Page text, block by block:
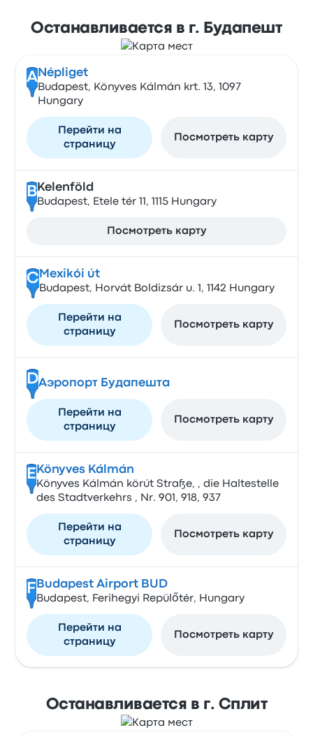
Останавливается в г. Будапешт
A Népliget
Budapest, Könyves Kálmán krt. 13, 1097
Hungary
Перейти на
страницу
Посмотреть карту
B Kelenföld
Budapest, Etele tér 11, 1115 Hungary
Посмотреть карту
CMexikói út
Budapest, Horvát Boldizsár u. 1, 1142 Hungary
Перейти на
страницу
Посмотреть карту
DАэропорт Будапешта
Перейти на
страницу
Посмотреть карту
E Könyves Kálmán
Könyves Kálmán körút Straße, , die Haltestelle
des Stadtverkehrs , Nr. 901, 918, 937
Перейти на
страницу
Посмотреть карту
F Budapest Airport BUD
Budapest, Ferihegyi Repülőtér, Hungary
Перейти на
страницу
Посмотреть карту
Останавливается в г. Сплит